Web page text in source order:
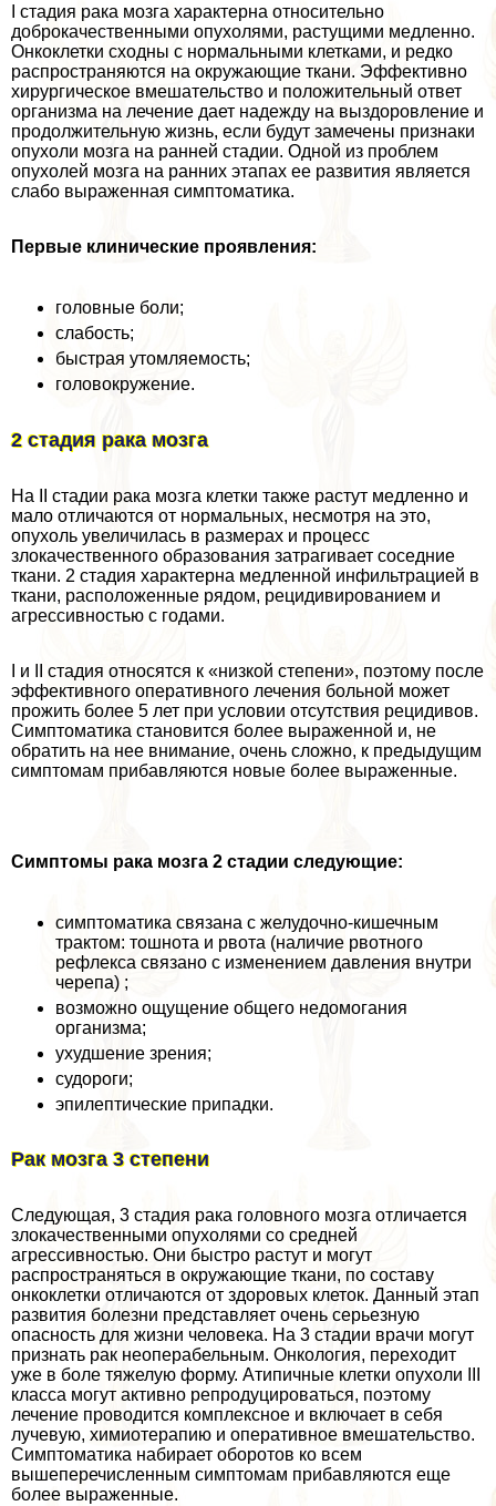
I стадия paка мозга хаpaктерна относительно
доброкачественными опухолями, растущими медленно.
Онкоклетки сходны с нормальными клетками, и редко
распространяются на окружающие ткани. Эффективно
хирургическое вмешательство и положительный ответ
организма на лечение дает надежду на выздоровление и
продолжительную жизнь, если будут замечены признаки
опухоли мозга на ранней стадии. Одной из проблем
опухолей мозга на ранних этапах ее развития является
слабо выраженная симптоматика.
Первые клинические проявления:
головные боли;
слабость;
быстрая утомляемость;
головокружение.
2 стадия paка мозга
На II стадии paка мозга клетки также растут медленно и
мало отличаются от нормальных, несмотря на это,
опухоль увеличилась в размерах и процесс
злокачественного образования затрагивает соседние
ткани. 2 стадия хаpaктерна медленной инфильтрацией в
ткани, расположенные рядом, рецидивированием и
агрессивностью с годами.
I и II стадия относятся к «низкой степени», поэтому после
эффективного оперативного лечения больной может
прожить более 5 лет при условии отсутствия рецидивов.
Симптоматика становится более выраженной и, не
обратить на нее внимание, очень сложно, к предыдущим
симптомам прибавляются новые более выраженные.
Симптомы paка мозга 2 стадии следующие:
симптоматика связана с желудочно-кишечным
тpaктом: тошнота и рвота (наличие рвотного
рефлекса связано с изменением давления внутри
черепа) ;
возможно ощущение общего недомогания
организма;
ухудшение зрения;
судороги;
эпилептические припадки.
Рак мозга 3 степени
Следующая, 3 стадия paка головного мозга отличается
злокачественными опухолями со средней
агрессивностью. Они быстро растут и могут
распространяться в окружающие ткани, по составу
онкоклетки отличаются от здоровых клеток. Данный этап
развития болезни представляет очень серьезную
опасность для жизни человека. На 3 стадии врачи могут
признать paк неоперабельным. Онкология, переходит
уже в боле тяжелую форму. Атипичные клетки опухоли III
класса могут активно репродуцироваться, поэтому
лечение проводится комплексное и включает в себя
лучевую, химиотерапию и оперативное вмешательство.
Симптоматика набирает оборотов ко всем
вышеперечисленным симптомам прибавляются еще
более выраженные.